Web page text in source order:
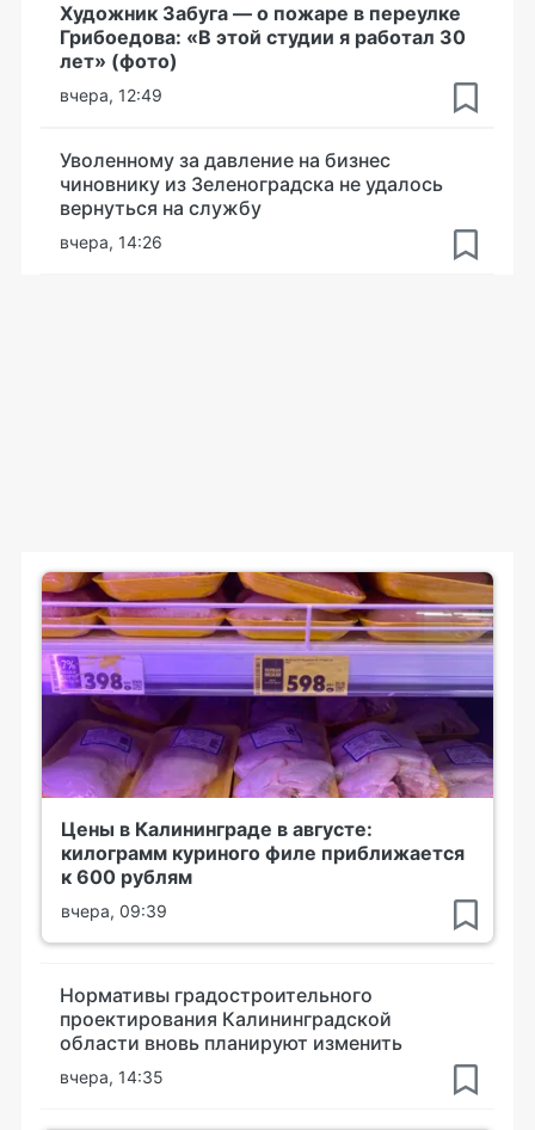
Художник Забуга — о пожаре в переулке
Грибоедова: «В этой студии я работал 30
лет» (фото)
вчера, 12:49
Уволенному за давление на бизнес
чиновнику из Зеленоградска не удалось
вернуться на службу
вчера, 14:26
Цены в Калининграде в августе:
килограмм куриного филе приближается
к 600 рублям
вчера, 09:39
Нормативы градостроительного
проектирования Калининградской
области вновь планируют изменить
вчера, 14:35